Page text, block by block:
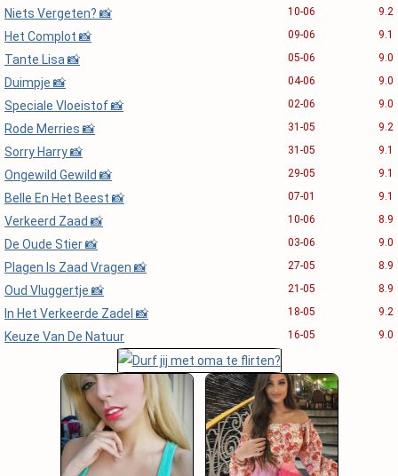
Niets Vergeten? 📸 10-06 9.2
Het Complot 📸 09-06 9.1
Tante Lisa 📸 05-06 9.0
Duimpje 📸 04-06 9.0
Speciale Vloeistof 📸 02-06 9.0
Rode Merries 📸 31-05 9.2
Sorry Harry 📸 31-05 9.1
Ongewild Gewild 📸 29-05 9.1
Belle En Het Beest 📸 07-01 9.1
Verkeerd Zaad 📸 10-06 8.9
De Oude Stier 📸 03-06 9.0
Plagen Is Zaad Vragen 📸 27-05 8.9
Oud Vluggertje 📸 21-05 8.9
In Het Verkeerde Zadel 📸 18-05 9.2
Keuze Van De Natuur 16-05 9.0